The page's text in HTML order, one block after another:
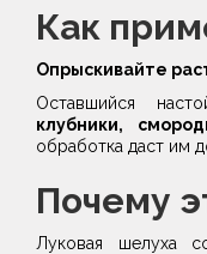
Как
Опрыскивайте
Оставшийся
клубники,
обработка даст им
Почему
Луковая шелуха